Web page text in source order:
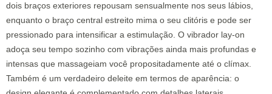
dois braços exteriores repousam sensualmente nos seus lábios,
enquanto o braço central estreito mima o seu clitóris e pode ser
pressionado para intensificar a estimulação. O vibrador lay-on
adoça seu tempo sozinho com vibrações ainda mais profundas e
intensas que massageiam você propositadamente até o clímax.
Também é um verdadeiro deleite em termos de aparência: o